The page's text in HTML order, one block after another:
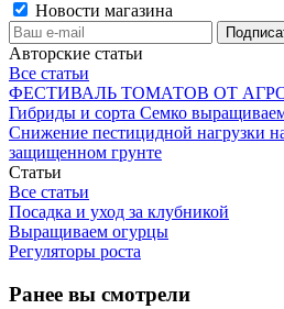
Новости магазина
Авторские статьи
Все статьи
ФЕСТИВАЛЬ ТОМАТОВ ОТ
Гибриды и сорта Семко
Снижение пестицидной нагрузки
защищенном грунте
Статьи
Все статьи
Посадка и уход за клубникой
Выращиваем огурцы
Регуляторы роста
Ранее вы смотрели